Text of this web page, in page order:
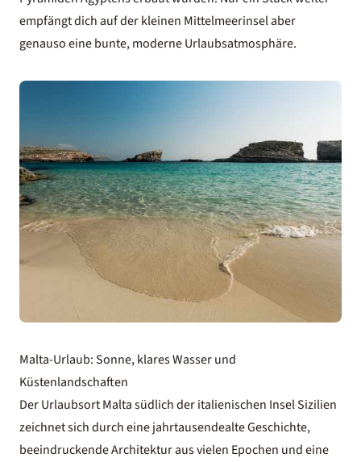
empfängt dich auf der kleinen Mittelmeerinsel aber
genauso eine bunte, moderne Urlaubsatmosphäre.
Malta-Urlaub: Sonne, klares Wasser und
Küstenlandschaften
Der Urlaubsort Malta südlich der italienischen Insel Sizilien
zeichnet sich durch eine jahrtausendealte Geschichte,
beeindruckende Architektur aus vielen Epochen und eine